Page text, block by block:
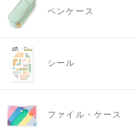
ペンケース
シール
ファイル・ケース